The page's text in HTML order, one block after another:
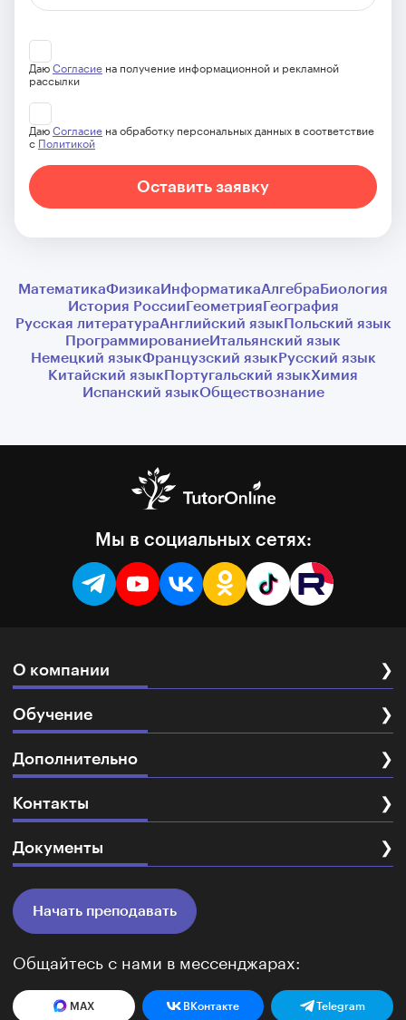
Даю Согласие на получение информационной и рекламной
рассылки
Даю Согласие на обработку персональных данных в соответствие
с Политикой
Оставить заявку
МатематикаФизикаИнформатикаАлгебраБиология
История РоссииГеометрияГеография
Русская литератураАнглийский языкПольский язык
ПрограммированиеИтальянский язык
Немецкий языкФранцузский языкРусский язык
Китайский языкПортугальский языкХимия
Испанский языкОбществознание
Мы в социальных сетях:
О компании ❯
Обучение ❯
Дополнительно ❯
Контакты ❯
Документы ❯
Начать преподавать
Общайтесь с нами в мессенджарах:
MAX ВКонтакте Telegram